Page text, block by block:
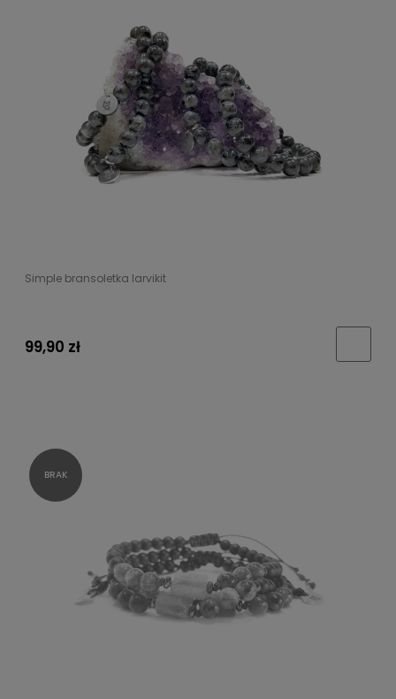
Simple bransoletka larvikit
99,90 zł